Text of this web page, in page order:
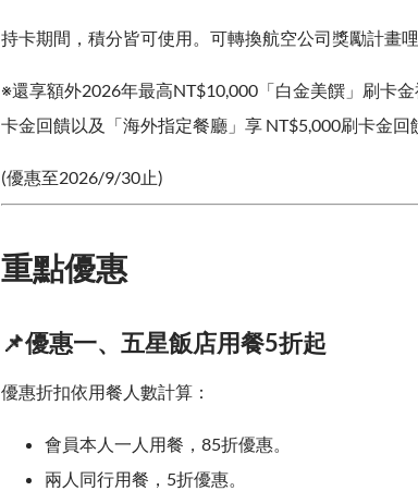
持卡期間，積分皆可使用。可轉換航空公司獎勵計畫
※還享額外2026年最高NT$10,000「白金美饌」刷卡
卡金回饋以及「海外指定餐廳」享 NT$5,000刷卡金回
(優惠至2026/9/30止)
重點優惠
📌優惠一、五星飯店用餐5折起
優惠折扣依用餐人數計算：
會員本人一人用餐，85折優惠。
兩人同行用餐，5折優惠。